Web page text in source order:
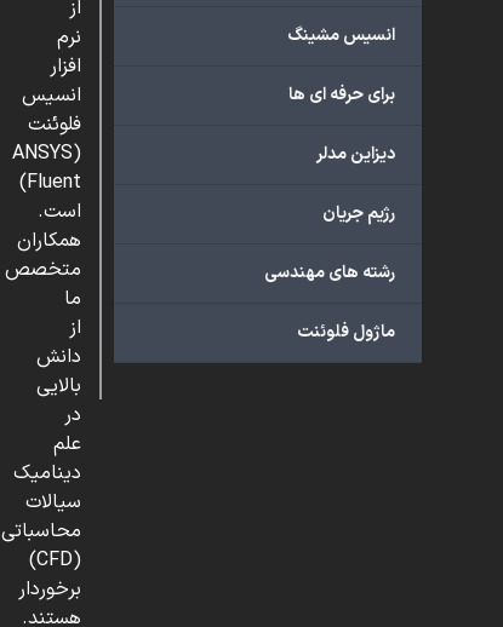
انسیس مشینگ
برای حرفه ای ها
دیزاین مدلر
رژیم جریان
رشته های مهندسی
ماژول فلوئنت
از
نرم
افزار
انسیس
فلوئنت
(ANSYS
Fluent)
است.
همکاران
متخصص
ما
از
دانش
بالایی
در
علم
دینامیک
سیالات
محاسباتی
(CFD)
برخوردار
هستند.